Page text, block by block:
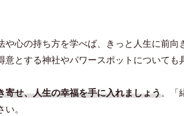
や心の持ち方を学べば、きっと人生に前向
意とする神社やパワースポットについても
寄せ、人生の幸福を手に入れましょう。「
。